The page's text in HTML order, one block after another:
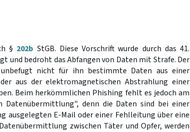
§ 202b StGB. Diese Vorschrift wurde durch das 41.
und bedroht das Abfangen von Daten mit Strafe. Der
nicht für ihn bestimmte Daten aus einer
aus der elektromagnetischen Abstrahlung einer
Beim herkömmlichen Phishing fehlt es jedoch am
Datenübermittlung", denn die Daten sind bei einer
ausgelegten E-Mail oder einer Fehlleitung über eine
zwischen Täter und Opfer, werden